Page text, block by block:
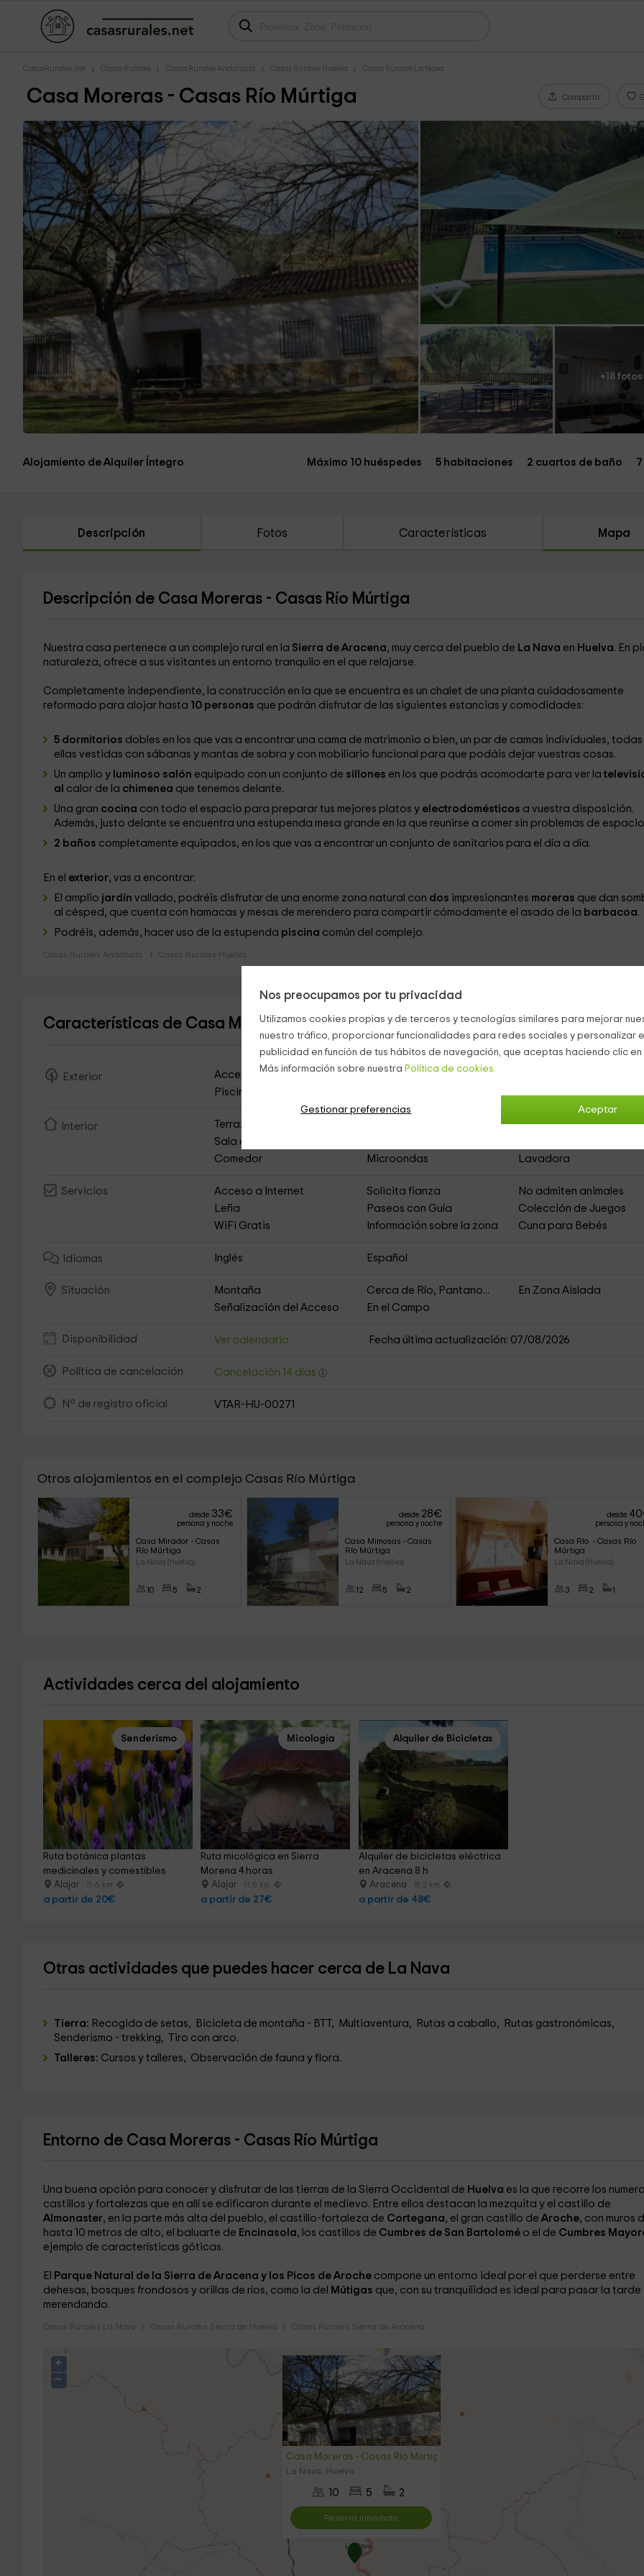
Nos preocupamos por tu privacidad
Utilizamos cookies propias y de terceros y tecnologías similares para mejorar
nuestro tráfico, proporcionar funcionalidades para redes sociales y personalizar
publicidad en función de tus hábitos de navegación, que aceptas haciendo clic
Más información sobre nuestra Política de cookies.
Aceptar
Gestionar preferencias
CasasRurales.net Casas Rurales Casas Rurales Andalucía Casas Rurales Huelva Casas Rurales La Nava
Casa Moreras - Casas Río Múrtiga Compartir
+18 fotos
Alojamiento de Alquiler Íntegro Máximo 10 huéspedes 5 habitaciones 2 cuartos de baño
Descripción Fotos Características Mapa
Descripción de Casa Moreras - Casas Río Múrtiga
Nuestra casa pertenece a un complejo rural en la Sierra de Aracena, muy cerca del pueblo de La Nava en Huelva. En
naturaleza, ofrece a sus visitantes un entorno tranquilo en el que relajarse.
Completamente independiente, la construcción en la que se encuentra es un chalet de una planta cuidadosamente
reformado para alojar hasta 10 personas que podrán disfrutar de las siguientes estancias y comodidades:
5 dormitorios dobles en los que vas a encontrar una cama de matrimonio o bien, un par de camas individuales, todas
ellas vestidas con sábanas y mantas de sobra y con mobiliario funcional para que podáis dejar vuestras cosas.
Un amplio y luminoso salón equipado con un conjunto de sillones en los que podrás acomodarte para ver la
al calor de la chimenea que tenemos delante.
Una gran cocina con todo el espacio para preparar tus mejores platos y electrodomésticos a vuestra disposición.
Además, justo delante se encuentra una estupenda mesa grande en la que reunirse a comer sin problemas de
2 baños completamente equipados, en los que vas a encontrar un conjunto de sanitarios para el día a día.
En el exterior, vas a encontrar:
El amplio jardín vallado, podréis disfrutar de una enorme zona natural con dos impresionantes moreras que dan
al césped, que cuenta con hamacas y mesas de merendero para compartir cómodamente el asado de la barbacoa.
Podréis, además, hacer uso de la estupenda piscina común del complejo.
Casas Rurales Andalucía Casas Rurales Huelva
Características de Casa Moreras - Casas Río Múrtiga(Casa Rural de Alquiler Íntegro)
Exterior Acceso Asfaltado Muebles de Jardín
Piscina Exterior
Interior Terraza
Chimenea en Salón
Sala de Estar
Comedor
Microondas Lavadora
Servicios Acceso a Internet Solicita fianza
No admiten animales
Leña
Paseos con Guía
Colección de Juegos
WiFi Gratis
Información sobre la zona Cuna para Bebés
Idiomas Inglés Español
Situación Montaña Cerca de Río, Pantano...
En Zona Aislada
Señalización del Acceso
En el Campo
Disponibilidad Ver calendario Fecha última actualización: 07/08/2026
Política de cancelación Cancelación 14 días
Nº de registro oficial VTAR-HU-00271
Otros alojamientos en el complejo Casas Río Múrtiga
desde 33€
persona y noche
Casa Mirador - Casas
Río Múrtiga
La Nava (Huelva)
10 5 2
desde 28€
persona y noche
Casa Mimosas - Casas
Río Múrtiga
La Nava (Huelva)
12 5 2
desde 40
persona y
Casa Río  - Casas Río
Múrtiga
La Nava (Huelva)
3 2 1
Actividades cerca del alojamiento
Senderismo
Ruta botánica plantas
medicinales y comestibles
Alajar 11.6 km
a partir de 20€
Micología
Ruta micológica en Sierra
Morena 4 horas
Alajar 11.6 km
a partir de 27€
Alquiler de Bicicletas
Alquiler de bicicletas eléctrica
en Aracena 8 h
Aracena 18.2 km
a partir de 48€
Otras actividades que puedes hacer cerca de La Nava
Tierra: Recogida de setas, Bicicleta de montaña - BTT, Multiaventura, Rutas a caballo, Rutas gastronómicas,
Senderismo - trekking, Tiro con arco.
Talleres: Cursos y talleres, Observación de fauna y flora.
Entorno de Casa Moreras - Casas Río Múrtiga
Una buena opción para conocer y disfrutar de las tierras de la Sierra Occidental de Huelva es la que recorre los
castillos y fortalezas que en allí se edificaron durante el medievo. Entre ellos destacan la mezquita y el castillo de
Almonaster, en la parte más alta del pueblo, el castillo-fortaleza de Cortegana, el gran castillo de Aroche, con muros
hasta 10 metros de alto, el baluarte de Encinasola, los castillos de Cumbres de San Bartolomé o el de Cumbres
ejemplo de características góticas.
El Parque Natural de la Sierra de Aracena y los Picos de Arochecompone un entorno ideal por el que perderse entre
dehesas, bosques frondosos y orillas de ríos, como la del
Mútigas que, con su tranquilidad es ideal para pasar la tarde
merendando.
Casas Rurales La Nava Casas Rurales Sierra de Huelva Casas Rurales Sierra de Aracena
Casa Moreras - Casas Río Múrtiga
La Nava, Huelva
10 5 2
Reserva inmediata
+
−